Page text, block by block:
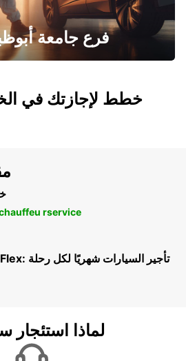
فرع جامعة
خطط لإجازتك في
rservice
Europcar Flex: تأجير السيارات شهريًا لكل رحلة
لماذا استئجار